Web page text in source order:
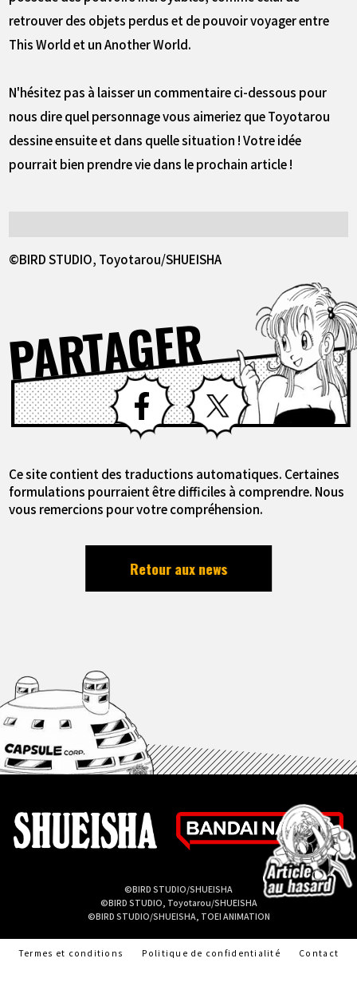
retrouver des objets perdus et de pouvoir voyager entre
This World et un Another World.
N'hésitez pas à laisser un commentaire ci-dessous pour
nous dire quel personnage vous aimeriez que Toyotarou
dessine ensuite et dans quelle situation ! Votre idée
pourrait bien prendre vie dans le prochain article !
©BIRD STUDIO, Toyotarou/SHUEISHA
PARTAGERFacebook X
Ce site contient des traductions automatiques. Certaines
formulations pourraient être difficiles à comprendre. Nous
vous remercions pour votre compréhension.
Retour aux news
©BIRD STUDIO/SHUEISHA
©BIRD STUDIO, Toyotarou/SHUEISHA
©BIRD STUDIO/SHUEISHA, TOEI ANIMATION
Termes et conditions Politique de confidentialité Contact